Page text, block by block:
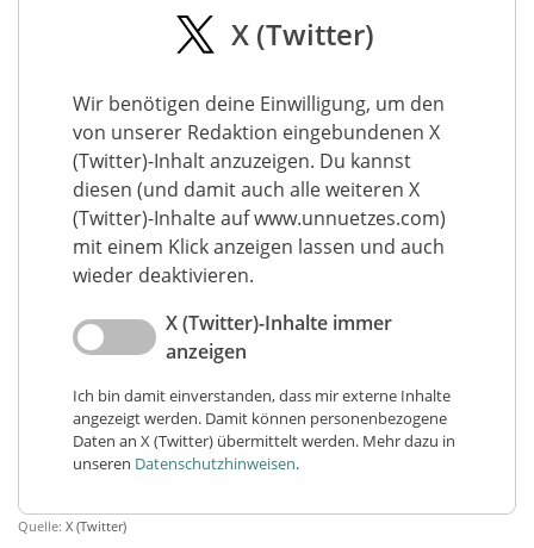
X (Twitter)
Wir benötigen deine Einwilligung, um den
von unserer Redaktion eingebundenen X
(Twitter)-Inhalt anzuzeigen. Du kannst
diesen (und damit auch alle weiteren X
(Twitter)-Inhalte auf www.unnuetzes.com)
mit einem Klick anzeigen lassen und auch
wieder deaktivieren.
X (Twitter)-Inhalte immer
anzeigen
Ich bin damit einverstanden, dass mir externe Inhalte
angezeigt werden. Damit können personenbezogene
Daten an X (Twitter) übermittelt werden. Mehr dazu in
unseren Datenschutzhinweisen.
Quelle: X (Twitter)